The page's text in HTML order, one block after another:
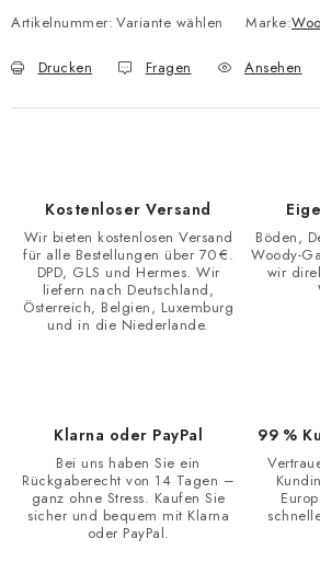
Artikelnummer: Variante wählen Marke:
Drucken Fragen Ansehen
Kostenloser Versand
Wir bieten kostenlosen Versand
für alle Bestellungen über 70 €.
DPD, GLS und Hermes. Wir
liefern nach Deutschland,
Österreich, Belgien, Luxemburg
und in die Niederlande.
Böden,
Woody-
wir
Klarna oder PayPal
Bei uns haben Sie ein
Rückgaberecht von 14 Tagen –
ganz ohne Stress. Kaufen Sie
sicher und bequem mit Klarna
oder PayPal.
99 %